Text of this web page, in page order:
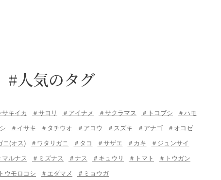
#人気のタグ
サキイカ ＃サヨリ ＃アイナメ ＃サクラマス ＃トコブシ ＃ハモ
＃イサキ ＃タチウオ ＃アコウ ＃スズキ ＃アナゴ ＃オコゼ
ニ(オス) ＃ワタリガニ ＃タコ ＃サザエ ＃カキ ＃ジュンサイ
マルナス ＃ミズナス ＃ナス ＃キュウリ ＃トマト ＃トウガン
ウモロコシ ＃エダマメ ＃ミョウガ